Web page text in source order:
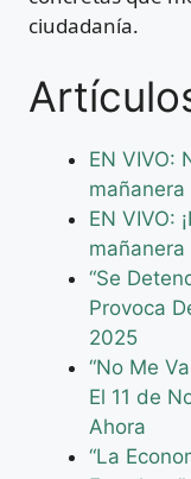
ciudadanía.
EN VIVO:
EN VIVO:
“Se
Provoca
2025
“No Me
El 11 de
Ahora
“La